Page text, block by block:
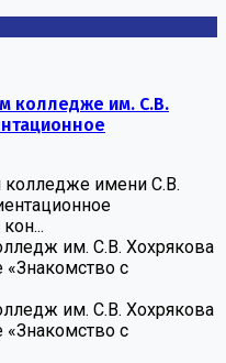
колледже им. С.В.
колледже имени С.В.
им. С.В. Хохрякова
«Знакомство с
им. С.В. Хохрякова
«Знакомство с